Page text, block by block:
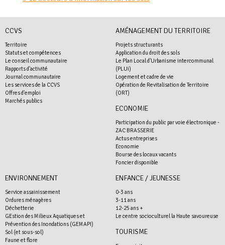
CCVS
Territoire
Statuts et compétences
Le conseil communautaire
Rapports d'activité
Journal communautaire
Les services de la CCVS
Offres d'emploi
Marchés publics
AMÉNAGEMENT DU TERRITOIRE
Projets structurants
Application du droit des sols
Le Plan Local d'Urbanisme intercommunal
(PLUi)
Logement et cadre de vie
Opération de Revitalisation de Territoire
(ORT)
ECONOMIE
Participation du public par voie électronique -
ZAC BRASSERIE
Actus entreprises
Economie
Bourse des locaux vacants
Foncier disponible
ENVIRONNEMENT
Service assainissement
Ordures ménagères
Déchetterie
GEstion des Milieux Aquatiques et
Prévention des Inondations (GEMAPI)
Sol (et sous-sol)
Faune et flore
ENFANCE / JEUNESSE
0-3 ans
3-11 ans
12-25 ans +
Le centre socioculturel la Haute savoureuse
TOURISME